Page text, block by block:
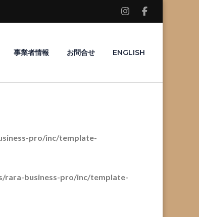
事業者情報 お問合せ ENGLISH
pro/inc/template-
rara-business-pro/inc/template-